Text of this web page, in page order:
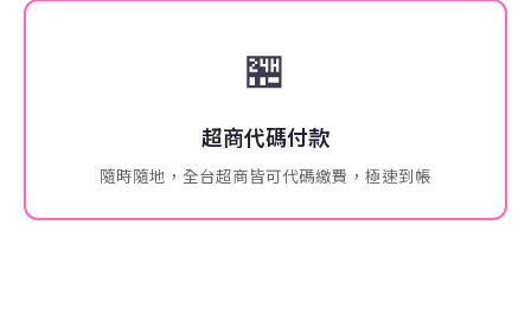
🏪
超商代碼付款
隨時隨地，全台超商皆可代碼繳費，極速到帳